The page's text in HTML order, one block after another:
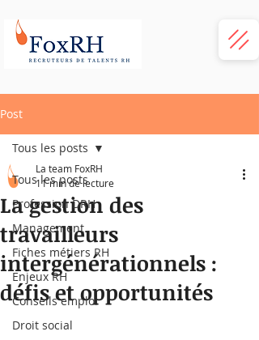
Post
Tous les posts
Profession DRH
Management
Fiches métiers RH
Enjeux RH
Conseils emploi
Droit social
Tous les posts
La gestion des
travailleurs
intergénérationnels :
défis et opportunités
La team FoxRH
11 min de lecture